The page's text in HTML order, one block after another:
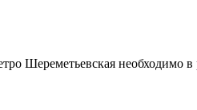
Шереметьевская